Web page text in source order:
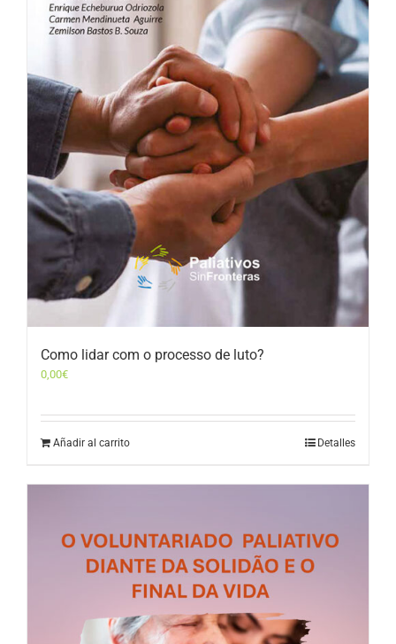
Como lidar com o processo de luto?
0,00€
Añadir al carrito Detalles